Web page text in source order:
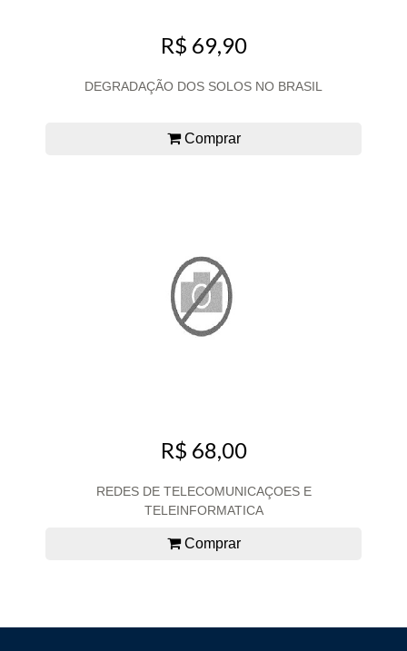
R$ 69,90
DEGRADAÇÃO DOS SOLOS NO BRASIL
Comprar
R$ 68,00
REDES DE TELECOMUNICAÇOES E
TELEINFORMATICA
Comprar